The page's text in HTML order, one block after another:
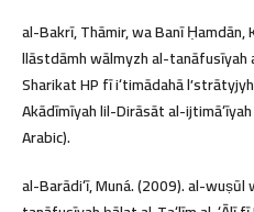
al-Bakrī, Thāmir, wa Banī
llāstdāmh wālmyzh al-tanāfusīyah
Sharikat HP fī iʻtimādahā
Akādīmīyah lil-Dirāsāt al-
Arabic).
al-Barādiʻī, Muná. (2009). al-